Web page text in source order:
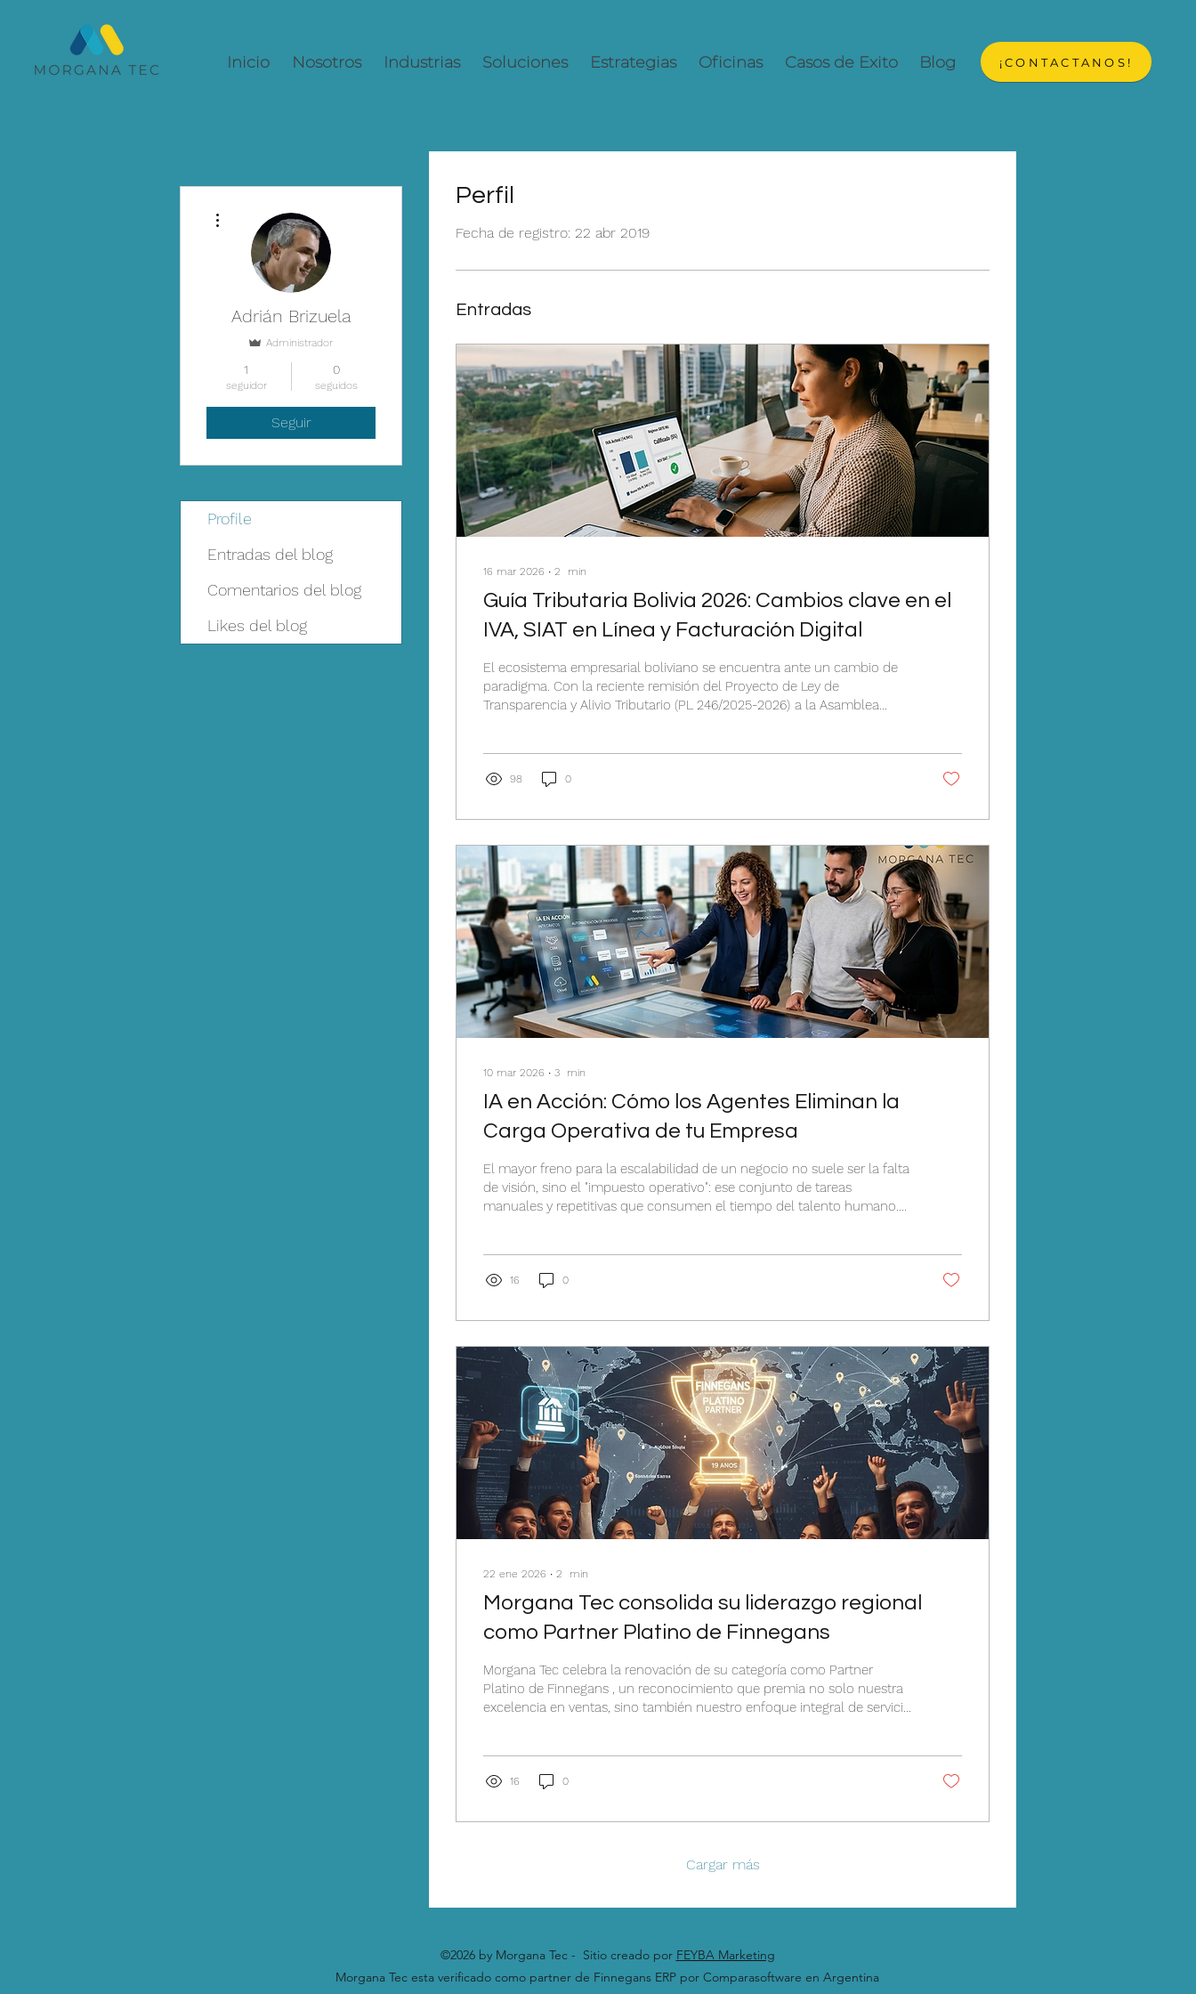
Inicio Nosotros Industrias Soluciones Estrategias Oficinas Casos de Exito Blog ¡CONTACTANOS!
Perfil
Fecha de registro: 22 abr 2019
Entradas
16 mar 2026 ∙ 2 min
Guía Tributaria Bolivia 2026: Cambios clave en el
IVA, SIAT en Línea y Facturación Digital
El ecosistema empresarial boliviano se encuentra ante un cambio de
paradigma. Con la reciente remisión del Proyecto de Ley de
Transparencia y Alivio Tributario (PL 246/2025-2026) a la Asamblea
pueden sus sistemas adaptarse para aprovechar los beneficios. Los 3
98 0
10 mar 2026 ∙ 3 min
IA en Acción: Cómo los Agentes Eliminan la
Carga Operativa de tu Empresa
El mayor freno para la escalabilidad de un negocio no suele ser la falta
de visión, sino el "impuesto operativo": ese conjunto de tareas
manuales y repetitivas que consumen el tiempo del talento humano.
Morgana Tec, junto a la tecnología de Wavebidata, estamos
16 0
22 ene 2026 ∙ 2 min
Morgana Tec consolida su liderazgo regional
como Partner Platino de Finnegans
Morgana Tec celebra la renovación de su categoría como Partner
Platino de Finnegans , un reconocimiento que premia no solo nuestra
excelencia en ventas, sino también nuestro enfoque integral de servicio.
técnica, hasta el soporte especializado y la mejora continua. Este
16 0
Cargar más
Adrián Brizuela
Administrador
1
seguidor
0
seguidos
Seguir
Profile
Entradas del blog
Comentarios del blog
Likes del blog
©2026 by Morgana Tec - Sitio creado por FEYBA Marketing
Morgana Tec esta verificado como partner de Finnegans ERP por Comparasoftware en Argentina